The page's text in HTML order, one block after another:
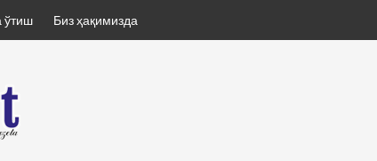
ўтиш Биз ҳақимизда